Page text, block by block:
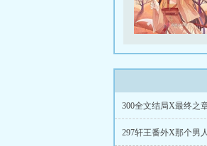
300全文结局X最终之
297轩王番外X那个男人